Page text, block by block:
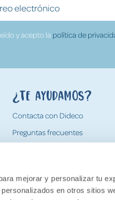
mejorar y personalizar tu
en otros sitios
y acepto la política de
¿Te ayudamos?
Contacta con Dideco
Preguntas frecuentes
Devoluciones